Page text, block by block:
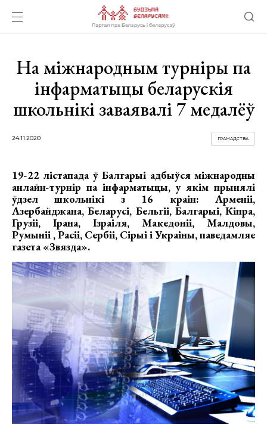
На міжнародным турніры па
інфарматыцы беларускія
школьнікі заваявалі 7 медалёў
24.11.2020 ГРАМАДСТВА
19-22 лістапада ў Балгарыі адбыўся міжнародны
анлайн-турнір па інфарматыцы, у якім прынялі
ўдзел школьнікі з 16 краін: Арменіі,
Азербайджана, Беларусі, Бельгіі, Балгарыі, Кіпра,
Грузіі, Ірана, Ізраіля, Македоніі, Малдовы,
Румыніі , Расіі, Сербіі, Сірыі і Украіны, паведамляе
газета «Звязда».